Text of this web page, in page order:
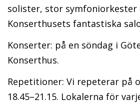
solister, stor symfoniorkester
Konserthusets fantastiska
Konserter: på en söndag i
Konserthus.
Repetitioner: Vi repeterar på
18.45–21.15. Lokalerna för